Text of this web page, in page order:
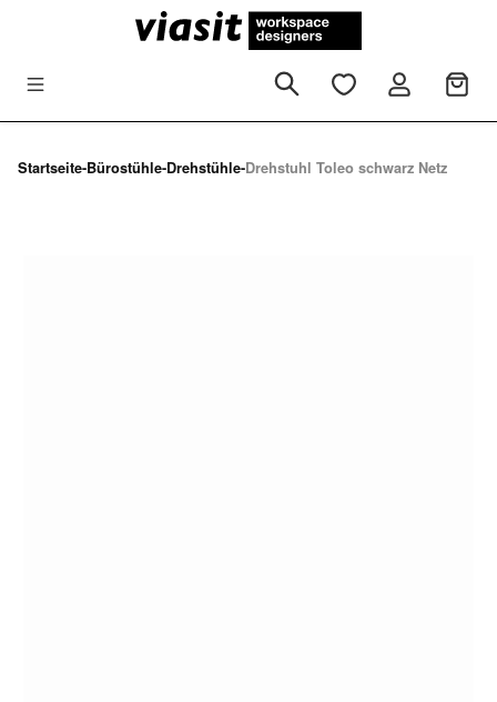
Zum Hauptinhalt springen
Startseite-Bürostühle-Drehstühle-Drehstuhl Toleo schwarz Netz